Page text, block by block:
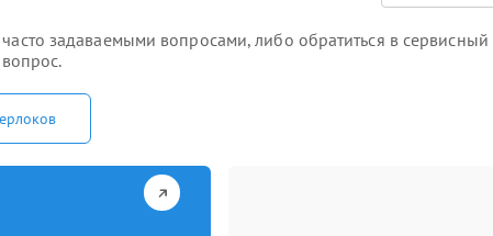
задаваемыми вопросами, либо обратиться в сервисный